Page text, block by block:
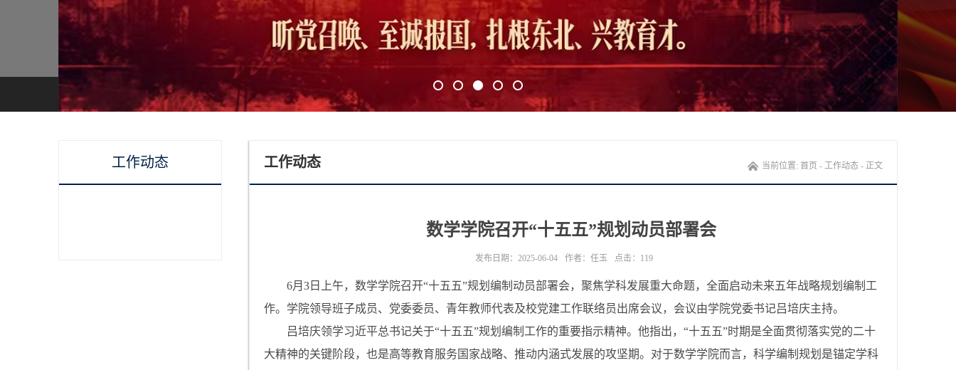
1 2 3 4 5
工作动态 工作动态 当前位置: 首页 - 工作动态 - 正文
数学学院召开“十五五”规划动员部署会
发布日期：2025-06-04 作者：任玉 点击： 119
6月3日上午，数学学院召开“十五五”规划编制动员部署会，聚焦学科发展重大命题，全面启动未来五年战略规划编制工
作。学院领导班子成员、党委委员、青年教师代表及校党建工作联络员出席会议，会议由学院党委书记吕培庆主持。
吕培庆领学习近平总书记关于“十五五”规划编制工作的重要指示精神。他指出，“十五五”时期是全面贯彻落实党的二十
大精神的关键阶段，也是高等教育服务国家战略、推动内涵式发展的攻坚期。对于数学学院而言，科学编制规划是锚定学科